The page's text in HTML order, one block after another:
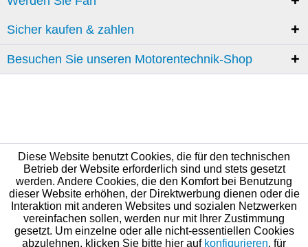
Sicher kaufen & zahlen
Besuchen Sie unseren Motorentechnik-Shop
Diese Website benutzt Cookies, die für den technischen
Betrieb der Website erforderlich sind und stets gesetzt
werden. Andere Cookies, die den Komfort bei Benutzung
dieser Website erhöhen, der Direktwerbung dienen oder die
Interaktion mit anderen Websites und sozialen Netzwerken
vereinfachen sollen, werden nur mit Ihrer Zustimmung
gesetzt. Um einzelne oder alle nicht-essentiellen Cookies
abzulehnen, klicken Sie bitte hier auf konfigurieren, für